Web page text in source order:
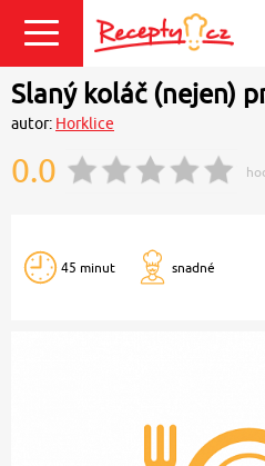
Přihlásit se
Slaný koláč (nejen)
autor: Horklice
0.0
45 minut snadné